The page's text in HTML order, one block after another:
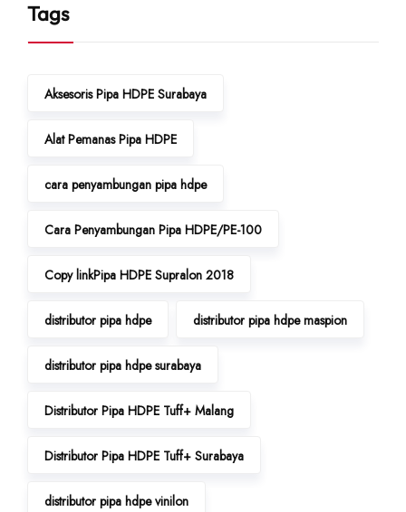
Tags
Aksesoris Pipa HDPE Surabaya
Alat Pemanas Pipa HDPE
cara penyambungan pipa hdpe
Cara Penyambungan Pipa HDPE/PE-100
Copy linkPipa HDPE Supralon 2018
distributor pipa hdpe distributor pipa hdpe maspion
distributor pipa hdpe surabaya
Distributor Pipa HDPE Tuff+ Malang
Distributor Pipa HDPE Tuff+ Surabaya
distributor pipa hdpe vinilon